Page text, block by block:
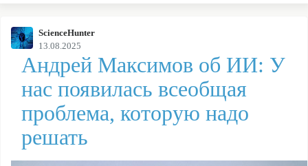
ScienceHunter
13.08.2025
Андрей Максимов об ИИ: У
нас появилась всеобщая
проблема, которую надо
решать